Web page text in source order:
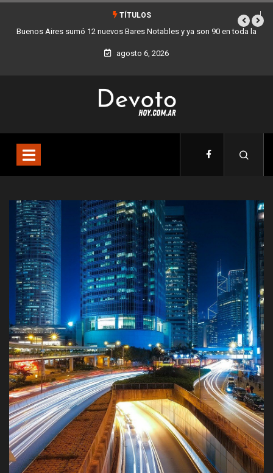
TÍTULOS
la Los stands móviles de la Ciudad llegan esta semana a Villa Devoto
agosto 6, 2026